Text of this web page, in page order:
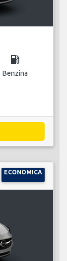
local_gas_station
Benzina
ECONOMICA